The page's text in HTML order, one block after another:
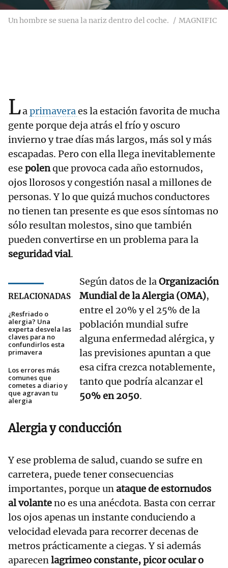
Un hombre se suena la nariz dentro del coche. MAGNIFIC
Laprimaveraes la estación favorita de mucha
gente porque deja atrás el frío y oscuro
invierno y trae días más largos, más sol y más
escapadas. Pero con ella llega inevitablemente
ese polenque provoca cada año estornudos,
ojos llorosos y congestión nasal a millones de
personas. Y lo que quizá muchos conductores
no tienen tan presente es que esos síntomas no
sólo resultan molestos, sino que también
pueden convertirse en un problema para la
seguridad vial.
RELACIONADAS
¿Resfriado o
alergia? Una
experta desvela las
claves para no
confundirlos esta
primavera
Los errores más
comunes que
cometes a diario y
que agravan tu
alergia
Según datos de laOrganización
Mundial de la Alergia (OMA),
entre el 20% y el 25% de la
población mundial sufre
alguna enfermedad alérgica, y
las previsiones apuntan a que
esa cifra crezca notablemente,
tanto que podría alcanzar el
50% en 2050.
Alergia y conducción
Y ese problema de salud, cuando se sufre en
carretera, puede tener consecuencias
importantes, porque unataque de estornudos
al volanteno es una anécdota. Basta con cerrar
los ojos apenas un instante conduciendo a
velocidad elevada para recorrer decenas de
metros prácticamente a ciegas. Y si además
aparecenlagrimeo constante, picor ocular o